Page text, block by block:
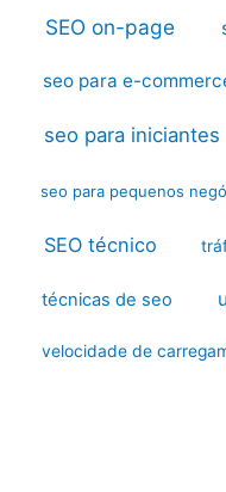
SEO on-page
seo para e-
seo para iniciantes
seo para pequenos
SEO técnico
técnicas de seo
velocidade de